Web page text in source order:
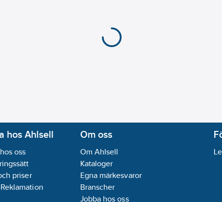
hos Ahlsell
oss
priser
Om oss
Om Ahlsell
Kataloger
Egna märkesvaror
Branscher
Jobba hos oss